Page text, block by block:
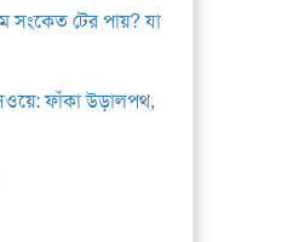
সংকেত টের পায়? যা
ফাঁকা উড়ালপথ,